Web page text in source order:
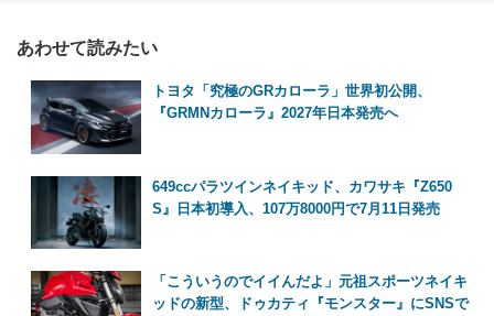
あわせて読みたい
トヨタ「究極のGRカローラ」世界初公開、
『GRMNカローラ』2027年日本発売へ
649ccパラツインネイキッド、カワサキ『Z650
S』日本初導入、107万8000円で7月11日発売
「こういうのでイイんだよ」元祖スポーツネイキ
ッドの新型、ドゥカティ『モンスター』にSNSで